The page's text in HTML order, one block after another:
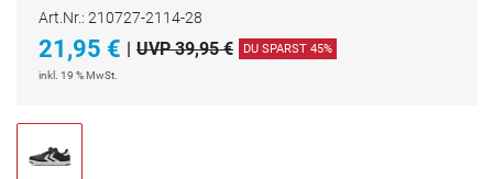
Art.Nr.: 210727-2114-28
21,95 € | UVP 39,95 € DU SPARST 45%
inkl. 19 % MwSt.